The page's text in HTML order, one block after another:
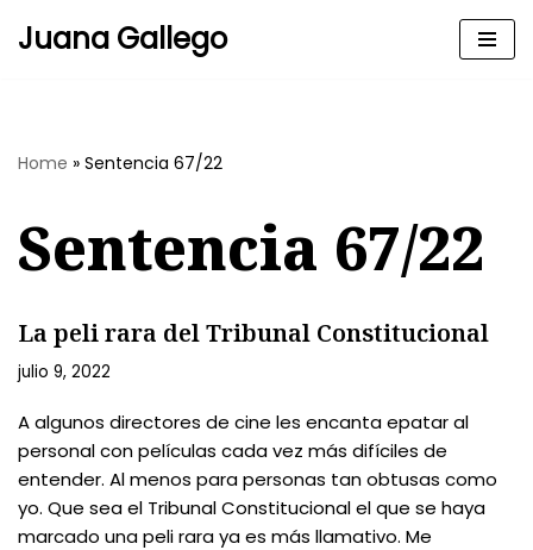
Juana Gallego
Home » Sentencia 67/22
Sentencia 67/22
La peli rara del Tribunal Constitucional
julio 9, 2022
A algunos directores de cine les encanta epatar al
personal con películas cada vez más difíciles de
entender. Al menos para personas tan obtusas como
yo. Que sea el Tribunal Constitucional el que se haya
marcado una peli rara ya es más llamativo. Me